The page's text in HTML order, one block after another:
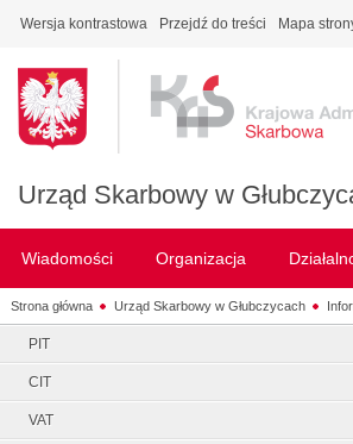
Wersja kontrastowa Przejdź do treści Mapa
Urząd Skarbowy w
Wiadomości Organizacja
Strona główna Urząd Skarbowy w Głubczycach
PIT
CIT
VAT